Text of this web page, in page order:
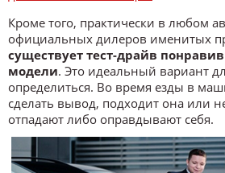
Кроме того, практически в любом
официальных дилеров именитых
существует тест-драйв
модели. Это идеальный вариант
определиться. Во время езды в
сделать вывод, подходит она или
отпадают либо оправдывают себя.